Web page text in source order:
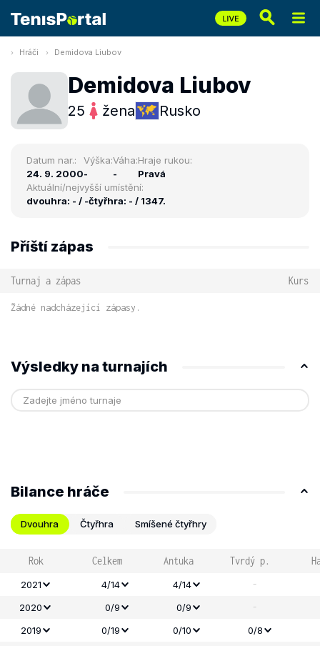
Hráči Demidova Liubov
Demidova Liubov
25 žena Rusko
Datum nar.:
24. 9. 2000
Výška:
-
Váha:
-
Hraje rukou:
Pravá
Aktuální/nejvyšší umístění:
dvouhra: - / -čtyřhra: - / 1347.
Příští zápas
Turnaj a zápas Kurs
Žádné nadcházející zápasy.
Výsledky na turnajích
Bilance hráče
Dvouhra Čtyřhra Smíšené čtyřhry
Rok Celkem Antuka Tvrdý p.
2021 4/14 4/14 -
2020 0/9 0/9 -
2019 0/19 0/10
0/8